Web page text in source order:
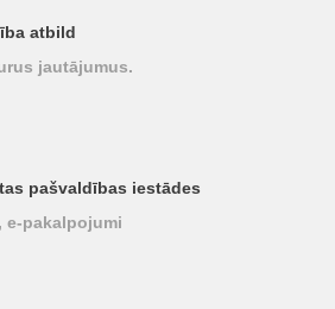
atbild
jautājumus.
pašvaldības iestādes
e-pakalpojumi